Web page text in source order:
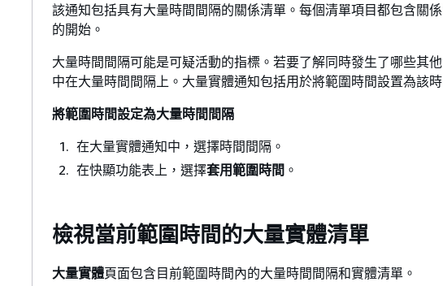
該通知包括具有大量時間間隔的關係清單。每個清單項目都包含關
的開始。
大量時間間隔可能是可疑活動的指標。若要了解同時發生了哪些其
中在大量時間間隔上。大量實體通知包括用於將範圍時間設置為該
將範圍時間設定為大量時間間隔
在大量實體通知中，選擇時間間隔。
在快顯功能表上，選擇套用範圍時間 。
檢視當前範圍時間的大量實體清單
大量實體頁面包含目前範圍時間內的大量時間間隔和實體清單。